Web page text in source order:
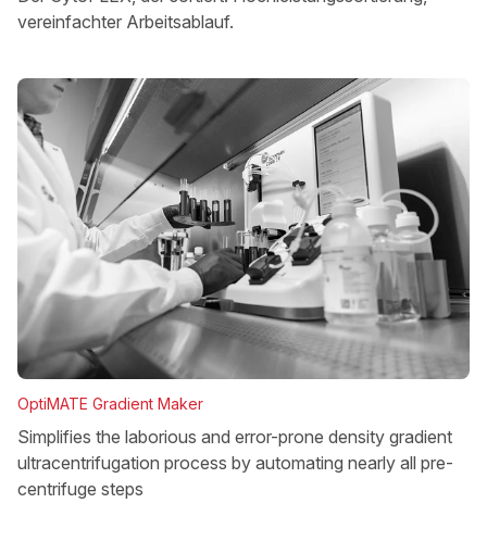
vereinfachter Arbeitsablauf.
OptiMATE Gradient Maker
Simplifies the laborious and error-prone density gradient
ultracentrifugation process by automating nearly all pre-
centrifuge steps